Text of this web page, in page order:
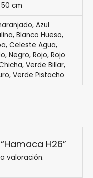
50 cm
Azul
Blanco Hueso,
Celeste Agua,
Negro, Rojo, Rojo
Verde Billar,
Verde Pistacho
H26”
valoración.